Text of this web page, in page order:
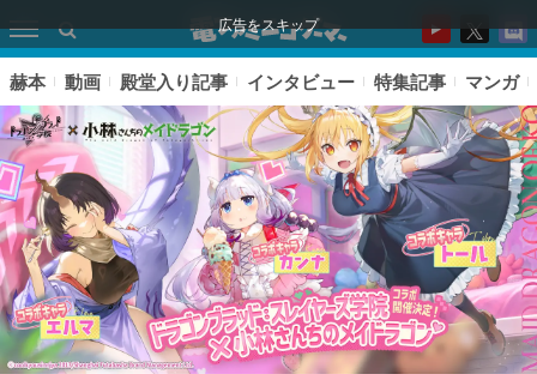
広告をスキップ
赫本 動画 殿堂入り記事 インタビュー 特集記事 マンガ